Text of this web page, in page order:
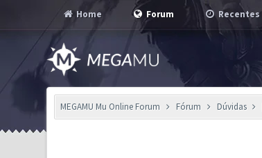
Home Forum Recentes
MEGAMU Mu Online Forum Fórum Dúvidas